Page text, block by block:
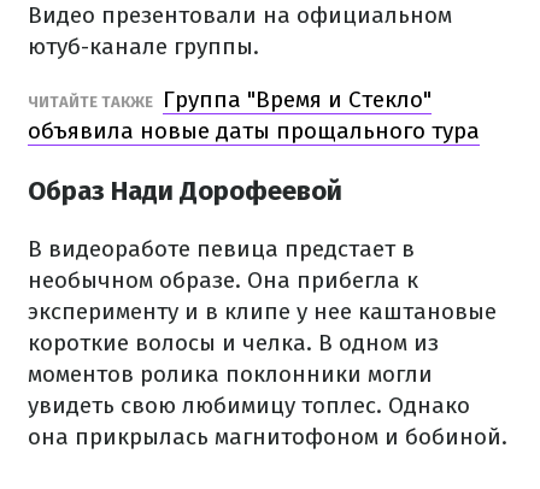
Видео презентовали на официальном
ютуб-канале группы.
ЧИТАЙТЕ ТАКЖЕ
Группа "Время и Стекло"
объявила новые даты прощального тура
Образ Нади Дорофеевой
В видеоработе певица предстает в
необычном образе. Она прибегла к
эксперименту и в клипе у нее каштановые
короткие волосы и челка. В одном из
моментов ролика поклонники могли
увидеть свою любимицу топлес. Однако
она прикрылась магнитофоном и бобиной.